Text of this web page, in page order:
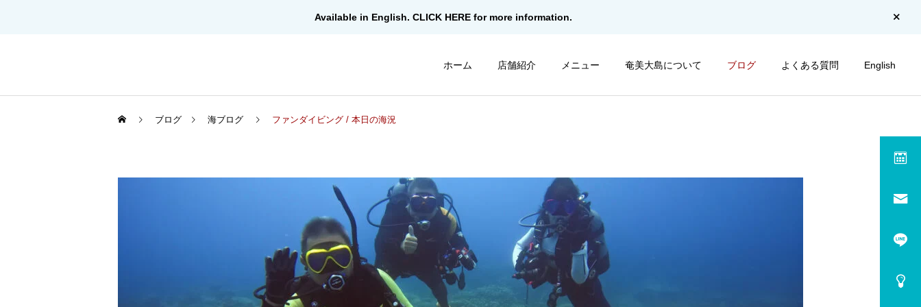
Available in English. CLICK HERE for more information.
ホーム 店舗紹介 メニュー 奄美大島について ブログ よくある質問 English
ブログ 海ブログ ファンダイビング / 本日の海況